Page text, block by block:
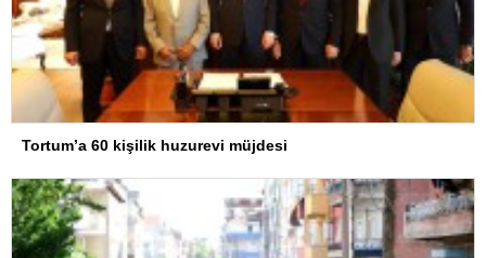
Tortum’a 60 kişilik huzurevi müjdesi